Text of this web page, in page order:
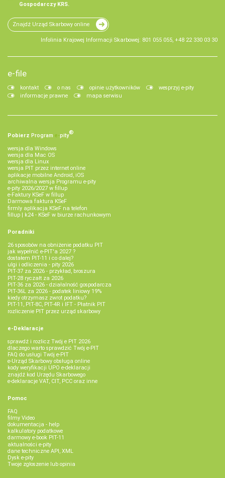
Gospodarczy KRS.
Znajdź Urząd Skarbowy online
Infolinia Krajowej Informacji Skarbowej: 801 055 055, +48 22 330 03 30
e-file
kontakt o nas opinie użytkowników
wesprzyj e-pity
informacje prawne
mapa serwisu
Pobierz Program e‑pity®
wersja dla Windows
wersja dla Mac OS
wersja dla Linux
wersja PIT przez internet online
aplikacje mobilne Android, iOS
archiwalna wersja Programu e-pity
e-pity 2026/2027 w fillup
e‑Faktury KSeF w fillup
Darmowa faktura KSeF
firmly aplikacja KSeF na telefon
fillup | k24 - KSeF w biurze rachunkowym
Poradniki
26 sposobów na obniżenie podatku PIT
jak wypełnić e-PIT'a 2027 ?
dostałem PIT-11 i co dalej?
ulgi i odliczenia - pity 2026
PIT-37 za 2026 - przykład, broszura
PIT-28 ryczałt za 2026
PIT-36 za 2026 - działalność gospodarcza
PIT-36L za 2026 - podatek liniowy 19%
kiedy otrzymasz zwrot podatku?
PIT-11, PIT-8C, PIT-4R i IFT - Płatnik PIT
rozliczenie PIT przez urząd skarbowy
e-Deklaracje
sprawdź i rozlicz Twój e PIT 2026
dlaczego warto sprawdzić Twój e-PIT
FAQ do usługi Twój e-PIT
e-Urząd Skarbowy obsługa online
kody weryfikacji UPO e-deklaracji
znajdź kod Urzędu Skarbowego
e-deklaracje VAT, CIT, PCC oraz inne
Pomoc
FAQ
filmy Video
dokumentacja - help
kalkulatory podatkowe
darmowy e-book PIT-11
aktualności e-pity
dane techniczne API, XML
Dysk e-pity
Twoje zgłoszenie lub opinia